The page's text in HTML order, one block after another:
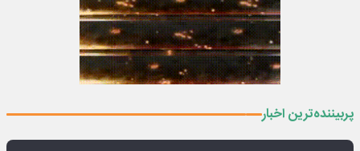
پربیننده‌ترین اخبار